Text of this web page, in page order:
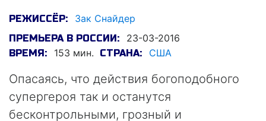
РЕЖИССЁР: Зак Снайдер
ПРЕМЬЕРА В РОССИИ: 23-03-2016
ВРЕМЯ: 153 мин. СТРАНА: США
Опасаясь, что действия богоподобного
супергероя так и останутся
бесконтрольными, грозный и